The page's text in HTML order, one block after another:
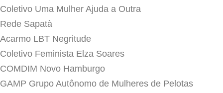
Coletivo Uma Mulher Ajuda a Outra
Rede Sapatà
Acarmo LBT Negritude
Coletivo Feminista Elza Soares
COMDIM Novo Hamburgo
GAMP Grupo Autônomo de Mulheres de Pelotas